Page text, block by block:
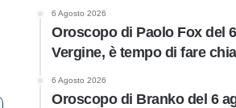
6 Agosto 2026
Oroscopo di Paolo Fox del
Vergine, è tempo di fare
6 Agosto 2026
Oroscopo di Branko del 6